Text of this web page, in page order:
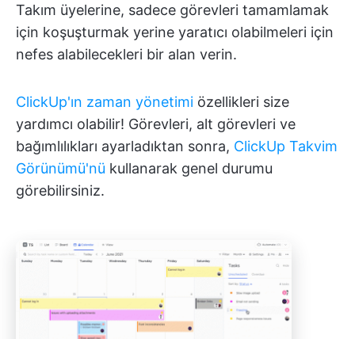
Takım üyelerine, sadece görevleri tamamlamak
için koşuşturmak yerine yaratıcı olabilmeleri için
nefes alabilecekleri bir alan verin.
ClickUp'ın zaman yönetimi özellikleri size
yardımcı olabilir! Görevleri, alt görevleri ve
bağımlılıkları ayarladıktan sonra, ClickUp Takvim
Görünümü'nü kullanarak genel durumu
görebilirsiniz.